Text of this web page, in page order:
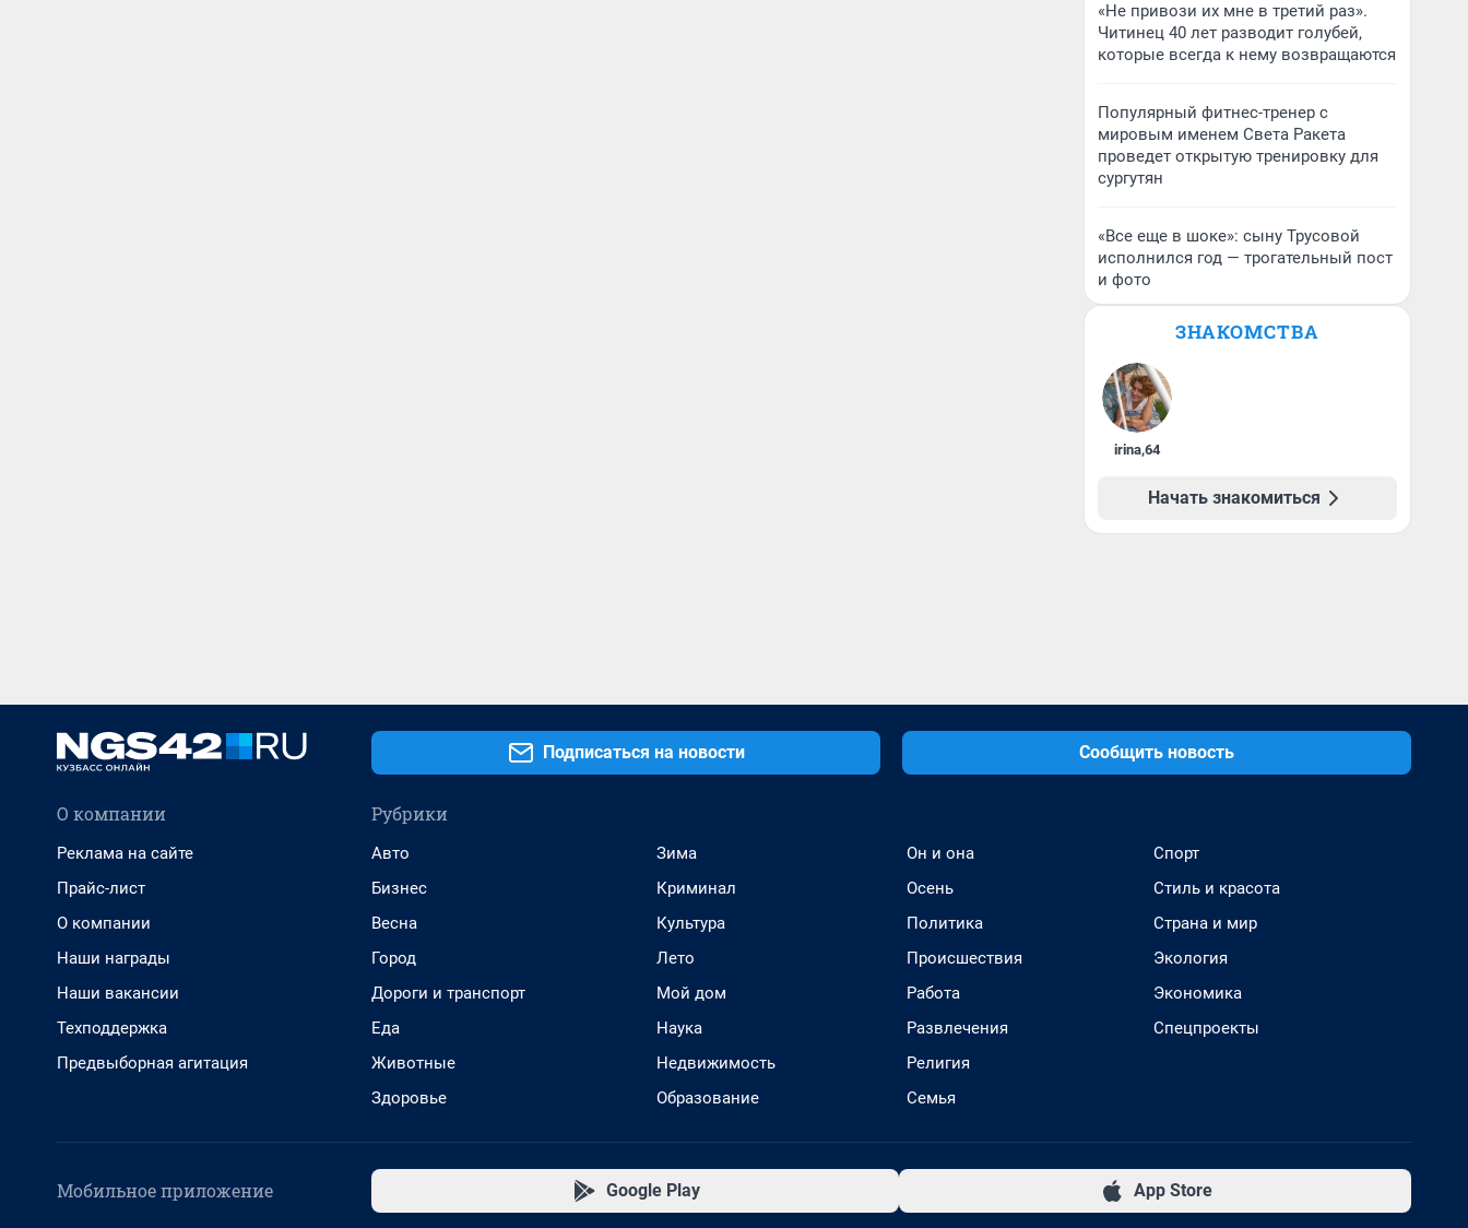
«Не привози их мне в третий раз».
Читинец 40 лет разводит голубей,
которые всегда к нему возвращаются
Популярный фитнес-тренер с
мировым именем Света Ракета
проведет открытую тренировку для
сургутян
«Все еще в шоке»: сыну Трусовой
исполнился год — трогательный пост
и фото
ЗНАКОМСТВА
irina,64
Начать знакомиться
Подписаться на новости Сообщить новость
О компании
Реклама на сайте
Прайс-лист
О компании
Наши награды
Наши вакансии
Техподдержка
Предвыборная агитация
Рубрики
Авто
Бизнес
Весна
Город
Дороги и транспорт
Еда
Животные
Здоровье
Зима
Криминал
Культура
Лето
Мой дом
Наука
Недвижимость
Образование
Он и она
Осень
Политика
Происшествия
Работа
Развлечения
Религия
Семья
Спорт
Стиль и красота
Страна и мир
Экология
Экономика
Спецпроекты
Мобильное приложение Google Play App Store